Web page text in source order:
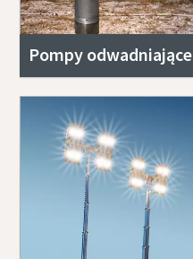
Pompy odwadniające